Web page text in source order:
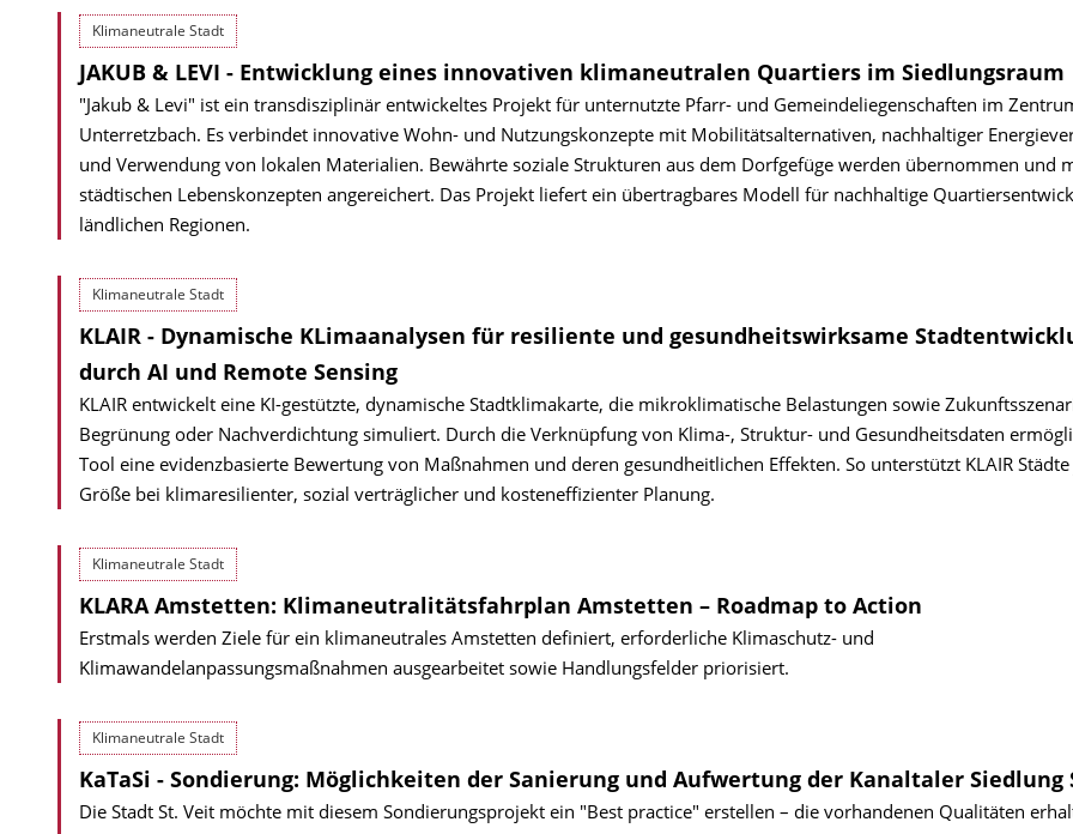
Klimaneutrale Stadt
JAKUB & LEVI - Entwicklung eines innovativen klimaneutralen Quartiers im Siedlungsraum
"Jakub & Levi" ist ein transdisziplinär entwickeltes Projekt für unternutzte Pfarr- und Gemeinde­liegenschaften im
Unterretzbach. Es verbindet innovative Wohn- und Nutzungskonzepte mit Mobilitätsalternativen, nachhaltiger
und Verwendung von lokalen Materialien. Bewährte soziale Strukturen aus dem Dorfgefüge werden übernommen und
städtischen Lebenskonzepten angereichert. Das Projekt liefert ein übertragbares Modell für nachhaltige
ländlichen Regionen.
Klimaneutrale Stadt
KLAIR - Dynamische KLimaanalysen für resiliente und gesundheitswirksame
durch AI und Remote Sensing
KLAIR entwickelt eine KI-gestützte, dynamische Stadtklimakarte, die mikroklimatische Belastungen sowie
Begrünung oder Nachverdichtung simuliert. Durch die Verknüpfung von Klima-, Struktur- und Gesundheitsdaten
Tool eine evidenzbasierte Bewertung von Maßnahmen und deren gesundheitlichen Effekten. So unterstützt KLAIR
Größe bei klimaresilienter, sozial verträglicher und kosteneffizienter Planung.
Klimaneutrale Stadt
KLARA Amstetten: Klimaneutralitätsfahrplan Amstetten – Roadmap to Action
Erstmals werden Ziele für ein klimaneutrales Amstetten definiert, erforderliche Klimaschutz- und
Klimawandelanpassungsmaßnahmen ausgearbeitet sowie Handlungsfelder priorisiert.
Klimaneutrale Stadt
KaTaSi - Sondierung: Möglichkeiten der Sanierung und Aufwertung der Kanaltaler Siedlung
Die Stadt St. Veit möchte mit diesem Sondierungsprojekt ein "Best practice" erstellen – die vorhandenen Qualitäten